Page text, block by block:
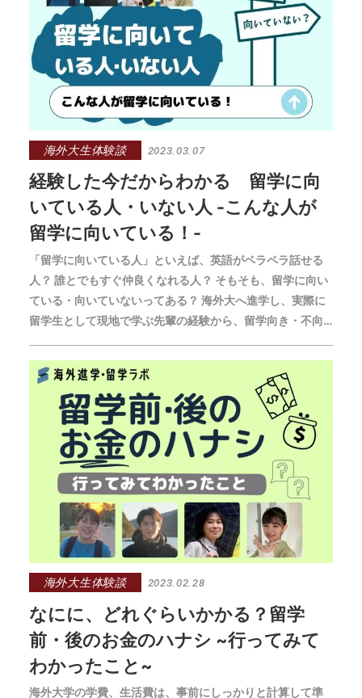
海外大生体験談 2023.03.07
経験した今だからわかる 留学に向
いている人・いない人 -こんな人が
留学に向いている！-
「留学に向いている人」といえば、英語がペラペラ話せる
人？ 誰とでもすぐ仲良くなれる人？ そもそも、留学に向い
ている・向いていないってある？ 海外大へ進学し、実際に
留学生として現地で学ぶ先輩の経験から、留学向き・不向
ている人」の特徴についてお聞きしました。
海外大生体験談 2023.02.28
なにに、どれぐらいかかる？留学
前・後のお金のハナシ ~行ってみて
わかったこと~
海外大学の学費、生活費は、事前にしっかりと計算して準